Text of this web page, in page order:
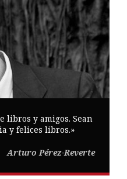
libros y amigos. Sean
y felices libros.»
Arturo Pérez-Reverte